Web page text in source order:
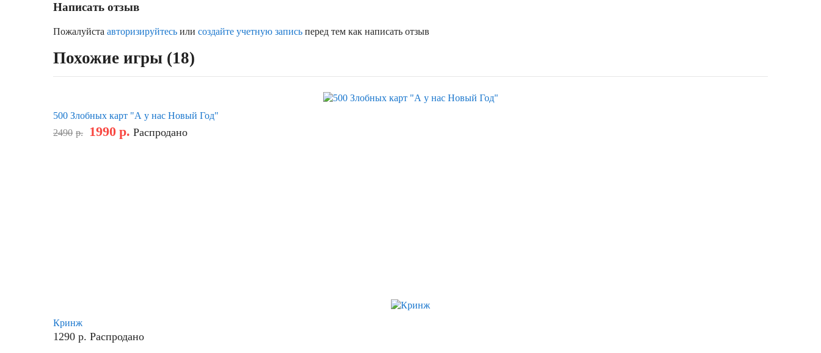
Написать отзыв
Пожалуйста авторизируйтесь или создайте учетную запись перед тем как написать отзыв
Похожие игры (18)
500 Злобных карт "А у нас Новый Год"
2490 р. 1990 р. Распродано
Кринж
1290 р. Распродано